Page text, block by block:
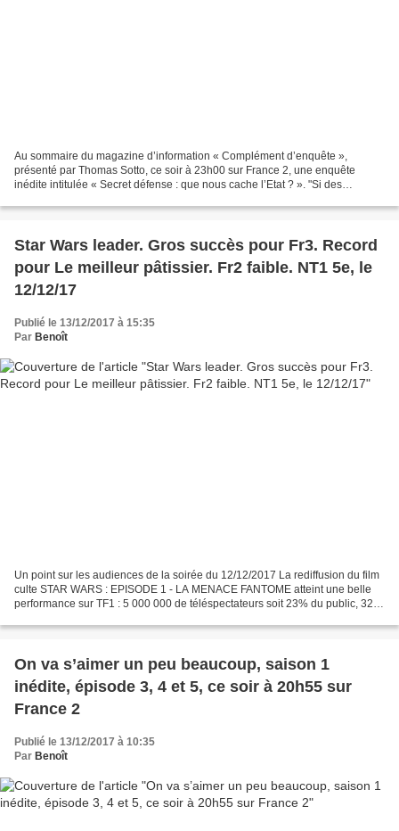
Au sommaire du magazine d’information « Complément d’enquête »,
présenté par Thomas Sotto, ce soir à 23h00 sur France 2, une enquête
inédite intitulée « Secret défense : que nous cache l’Etat ? ». "Si des
Star Wars leader. Gros succès pour Fr3. Record
pour Le meilleur pâtissier. Fr2 faible. NT1 5e, le
12/12/17
Publié le 13/12/2017 à 15:35
Par Benoît
Un point sur les audiences de la soirée du 12/12/2017 La rediffusion du film
culte STAR WARS : EPISODE 1 - LA MENACE FANTOME atteint une belle
performance sur TF1 : 5 000 000 de téléspectateurs soit 23% du public, 32%
On va s’aimer un peu beaucoup, saison 1
inédite, épisode 3, 4 et 5, ce soir à 20h55 sur
France 2
Publié le 13/12/2017 à 10:35
Par Benoît